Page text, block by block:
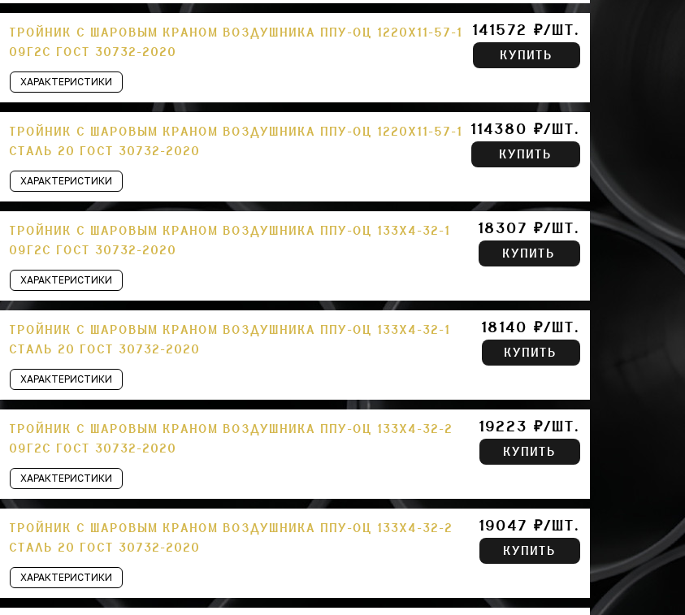
ТРОЙНИК С ШАРОВЫМ КРАНОМ ВОЗДУШНИКА ППУ-ОЦ 1220Х11-57-1
09Г2С ГОСТ 30732-2020
ХАРАКТЕРИСТИКИ
141572 ₽/ШТ.
КУПИТЬ
ТРОЙНИК С ШАРОВЫМ КРАНОМ ВОЗДУШНИКА ППУ-ОЦ 1220Х11-57-1
СТАЛЬ 20 ГОСТ 30732-2020
ХАРАКТЕРИСТИКИ
114380 ₽/ШТ.
КУПИТЬ
ТРОЙНИК С ШАРОВЫМ КРАНОМ ВОЗДУШНИКА ППУ-ОЦ 133Х4-32-1
09Г2С ГОСТ 30732-2020
ХАРАКТЕРИСТИКИ
18307 ₽/ШТ.
КУПИТЬ
ТРОЙНИК С ШАРОВЫМ КРАНОМ ВОЗДУШНИКА ППУ-ОЦ 133Х4-32-1
СТАЛЬ 20 ГОСТ 30732-2020
ХАРАКТЕРИСТИКИ
18140 ₽/ШТ.
КУПИТЬ
ТРОЙНИК С ШАРОВЫМ КРАНОМ ВОЗДУШНИКА ППУ-ОЦ 133Х4-32-2
09Г2С ГОСТ 30732-2020
ХАРАКТЕРИСТИКИ
19223 ₽/ШТ.
КУПИТЬ
ТРОЙНИК С ШАРОВЫМ КРАНОМ ВОЗДУШНИКА ППУ-ОЦ 133Х4-32-2
СТАЛЬ 20 ГОСТ 30732-2020
ХАРАКТЕРИСТИКИ
19047 ₽/ШТ.
КУПИТЬ